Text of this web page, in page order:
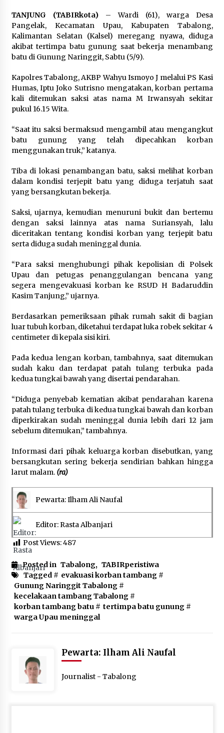
Ketika Pasien Dianggap Beban: Runtuhnya
Empati dan Etika Dokter di Ruang Digital
Agustus 7, 2026
Berenang bersama Empat Temannya, Gadis di
Agustus 6, 2026
Cetak SDM Berkualitas, Bupati Balangan
Salurkan Bantuan Pendidikan kepada 2.751
Agustus 6, 2026
Kembangkan Menu Pangan Lokal, TP PKK
Agustus 6, 2026
Tingkatkan SDM Lokal, BIS Group Luncurkan
Agustus 6, 2026
HUT ke-51, Indocement Perkuat Inovasi dan
Keberlanjutan Masa Depan Lebih Hijau
Agustus 6, 2026
TANJUNG (TABIRkota) – Wardi (61), warga Desa
Pangelak, Kecamatan Upau, Kabupaten Tabalong,
Kalimantan Selatan (Kalsel) meregang nyawa, diduga
akibat tertimpa batu gunung saat bekerja menambang
batu di Gunung Naringgit, Sabtu (5/9).
Kapolres Tabalong, AKBP Wahyu Ismoyo J melalui PS Kasi
Humas, Iptu Joko Sutrisno mengatakan, korban pertama
kali ditemukan saksi atas nama M Irwansyah sekitar
pukul 16.15 Wita.
“Saat itu saksi bermaksud mengambil atau mengangkut
batu gunung yang telah dipecahkan korban
menggunakan truk,” katanya.
Tiba di lokasi penambangan batu, saksi melihat korban
dalam kondisi terjepit batu yang diduga terjatuh saat
yang bersangkutan bekerja.
Saksi, ujarnya, kemudian menuruni bukit dan bertemu
dengan saksi lainnya atas nama Suriansyah, lalu
diceritakan tentang kondisi korban yang terjepit batu
serta diduga sudah meninggal dunia.
“Para saksi menghubungi pihak kepolisian di Polsek
Upau dan petugas penanggulangan bencana yang
segera mengevakuasi korban ke RSUD H Badaruddin
Kasim Tanjung,” ujarnya.
Berdasarkan pemeriksaan pihak rumah sakit di bagian
luar tubuh korban, diketahui terdapat luka robek sekitar 4
centimeter di kepala sisi kiri.
Pada kedua lengan korban, tambahnya, saat ditemukan
sudah kaku dan terdapat patah tulang terbuka pada
kedua tungkai bawah yang disertai pendarahan.
“Diduga penyebab kematian akibat pendarahan karena
patah tulang terbuka di kedua tungkai bawah dan korban
diperkirakan sudah meninggal dunia lebih dari 12 jam
sebelum ditemukan,” tambahnya.
Informasi dari pihak keluarga korban disebutkan, yang
bersangkutan sering bekerja sendirian bahkan hingga
larut malam. (ra)
Pewarta: Ilham Ali Naufal
Editor: Rasta Albanjari
Post Views:487
Posted in Tabalong, TABIRperistiwa
Tagged # evakuasi korban tambang#
Gunung Naringgit Tabalong#
kecelakaan tambang Tabalong#
korban tambang batu # tertimpa batu gunung#
warga Upau meninggal
Pewarta: Ilham Ali Naufal
Journalist - Tabalong